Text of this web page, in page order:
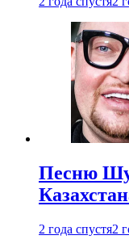
Песню
2 года спустя2